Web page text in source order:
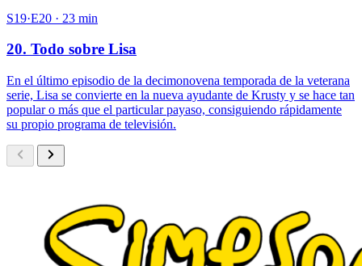
S19·E20 · 23 min
20. Todo sobre Lisa
En el último episodio de la decimonovena temporada de la veterana
serie, Lisa se convierte en la nueva ayudante de Krusty y se hace tan
popular o más que el particular payaso, consiguiendo rápidamente
su propio programa de televisión.